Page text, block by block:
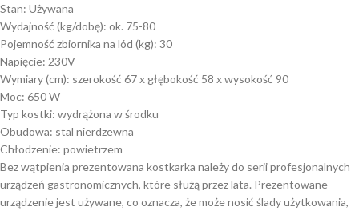
Stan: Używana
Wydajność (kg/dobę): ok. 75-80
Pojemność zbiornika na lód (kg): 30
Napięcie: 230V
Wymiary (cm): szerokość 67 x głębokość 58 x wysokość 90
Moc: 650 W
Typ kostki: wydrążona w środku
Obudowa: stal nierdzewna
Chłodzenie: powietrzem
Bez wątpienia prezentowana kostkarka należy do serii profesjonalnych
urządzeń gastronomicznych, które służą przez lata. Prezentowane
urządzenie jest używane, co oznacza, że może nosić ślady użytkowania,